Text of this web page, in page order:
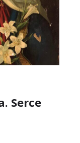
Serce